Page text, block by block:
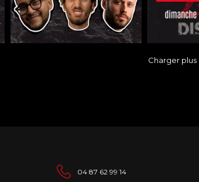
Charger plus
04 87 62 99 14